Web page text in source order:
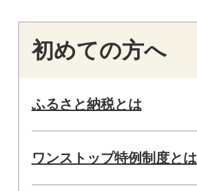
初めての方へ
ふるさと納税とは
ワンストップ特例制度とは